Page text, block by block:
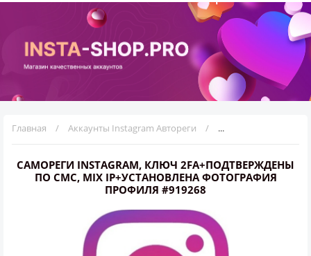
Главная Аккаунты Instagram Автореги Самореги Instagram,
САМОРЕГИ INSTAGRAM, КЛЮЧ 2FA+ПОДТВЕРЖДЕНЫ
ПО СМС, MIX IP+УСТАНОВЛЕНА ФОТОГРАФИЯ
ПРОФИЛЯ #919268